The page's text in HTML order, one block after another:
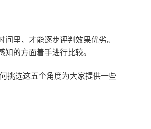
里，才能逐步评判效果优劣。
的方面着手进行比较。
挑选这五个角度为大家提供一些